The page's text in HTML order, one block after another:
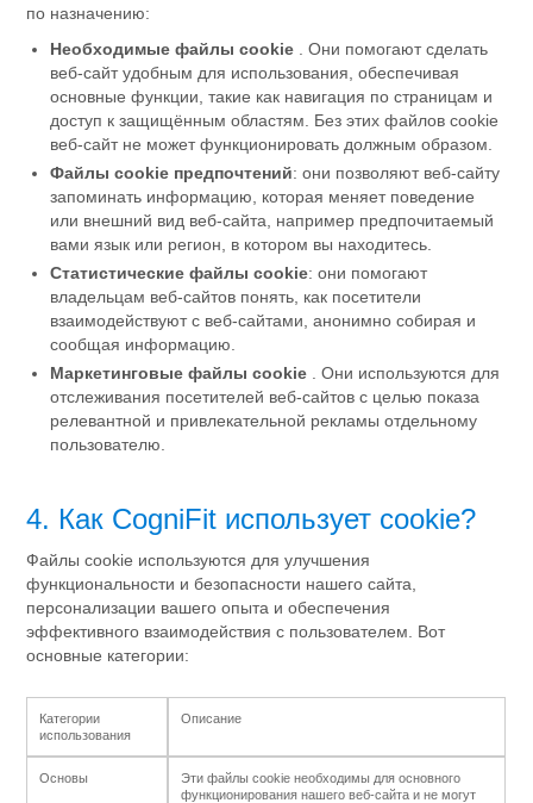
по назначению:
Необходимые файлы cookie . Они помогают сделать
веб-сайт удобным для использования, обеспечивая
основные функции, такие как навигация по страницам и
доступ к защищённым областям. Без этих файлов cookie
веб-сайт не может функционировать должным образом.
Файлы cookie предпочтений: они позволяют веб-сайту
запоминать информацию, которая меняет поведение
или внешний вид веб-сайта, например предпочитаемый
вами язык или регион, в котором вы находитесь.
Статистические файлы cookie: они помогают
владельцам веб-сайтов понять, как посетители
взаимодействуют с веб-сайтами, анонимно собирая и
сообщая информацию.
Маркетинговые файлы cookie . Они используются для
отслеживания посетителей веб-сайтов с целью показа
релевантной и привлекательной рекламы отдельному
пользователю.
4. Как CogniFit использует cookie?
Файлы cookie используются для улучшения
функциональности и безопасности нашего сайта,
персонализации вашего опыта и обеспечения
эффективного взаимодействия с пользователем. Вот
основные категории:
Категории
использования
Описание
Основы
Эти файлы cookie необходимы для основного
функционирования нашего веб-сайта и не могут